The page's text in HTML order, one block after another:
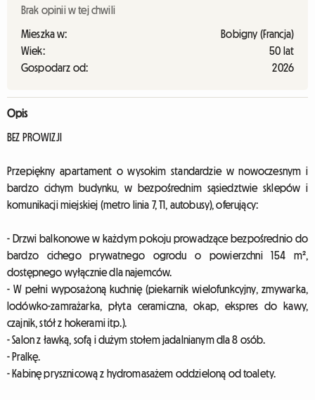
Brak opinii w tej chwili
Mieszka w:
Bobigny (Francja)
Wiek:
50 lat
Gospodarz od:
2026
Opis
BEZ PROWIZJI
Przepiękny apartament o wysokim standardzie w nowoczesnym i
bardzo cichym budynku, w bezpośrednim sąsiedztwie sklepów i
komunikacji miejskiej (metro linia 7, T1, autobusy), oferujący:
- Drzwi balkonowe w każdym pokoju prowadzące bezpośrednio do
bardzo cichego prywatnego ogrodu o powierzchni 154 m²,
dostępnego wyłącznie dla najemców.
- W pełni wyposażoną kuchnię (piekarnik wielofunkcyjny, zmywarka,
lodówko-zamrażarka, płyta ceramiczna, okap, ekspres do kawy,
czajnik, stół z hokerami itp.).
- Salon z ławką, sofą i dużym stołem jadalnianym dla 8 osób.
- Pralkę.
- Kabinę prysznicową z hydromasażem oddzieloną od toalety.